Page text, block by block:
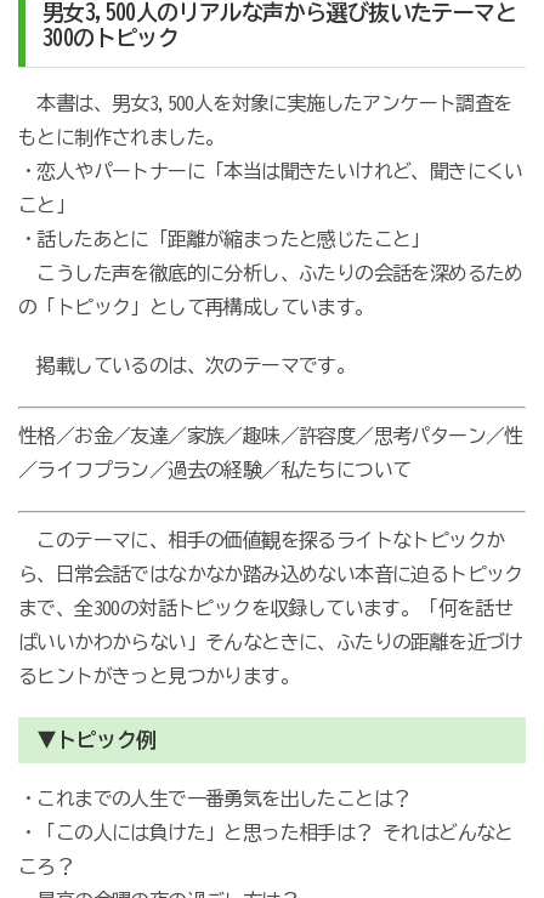
男女3,500人のリアルな声から選び抜いたテーマと
300のトピック
本書は、男女3,500人を対象に実施したアンケート調査を
もとに制作されました。
・恋人やパートナーに「本当は聞きたいけれど、聞きにくい
こと」
・話したあとに「距離が縮まったと感じたこと」
こうした声を徹底的に分析し、ふたりの会話を深めるため
の「トピック」として再構成しています。
掲載しているのは、次のテーマです。
性格／お金／友達／家族／趣味／許容度／思考パターン／性
／ライフプラン／過去の経験／私たちについて
このテーマに、相手の価値観を探るライトなトピックか
ら、日常会話ではなかなか踏み込めない本音に迫るトピック
まで、全300の対話トピックを収録しています。「何を話せ
ばいいかわからない」そんなときに、ふたりの距離を近づけ
るヒントがきっと見つかります。
▼トピック例
・これまでの人生で一番勇気を出したことは？
・「この人には負けた」と思った相手は？ それはどんなと
ころ？